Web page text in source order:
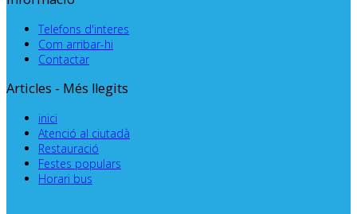
Telefons d'interes
Com arribar-hi
Contactar
Articles - Més llegits
inici
Atenció al ciutadà
Restauració
Festes populars
Horari bus